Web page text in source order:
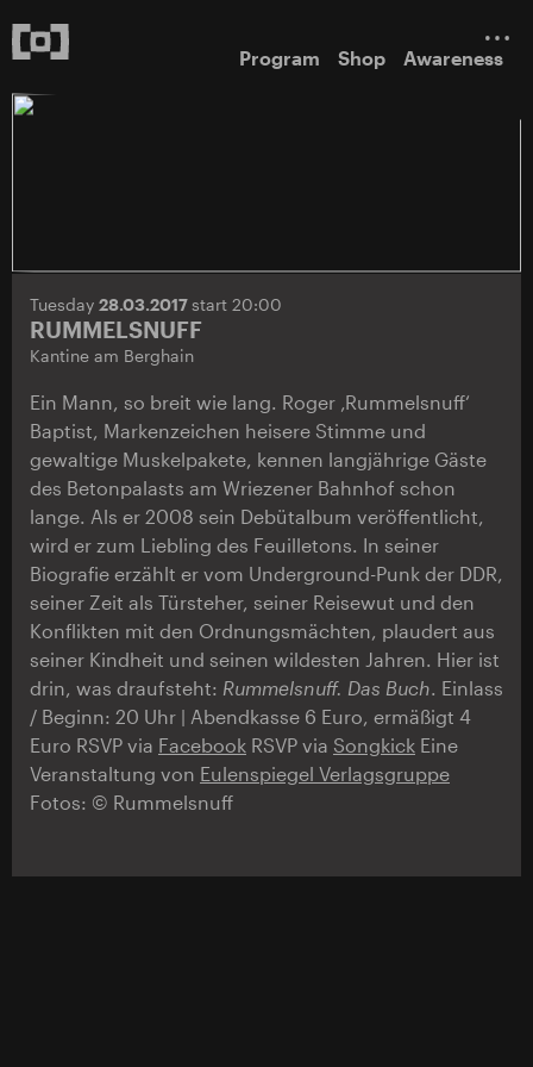
Program Shop Awareness
Tuesday 28.03.2017start 20:00
RUMMELSNUFF
Kantine am Berghain
Ein Mann, so breit wie lang. Roger ‚Rummelsnuff‘
Baptist, Markenzeichen heisere Stimme und
gewaltige Muskelpakete, kennen langjährige Gäste
des Betonpalasts am Wriezener Bahnhof schon
lange. Als er 2008 sein Debütalbum veröffentlicht,
wird er zum Liebling des Feuilletons. In seiner
Biografie erzählt er vom Underground-Punk der DDR,
seiner Zeit als Türsteher, seiner Reisewut und den
Konflikten mit den Ordnungsmächten, plaudert aus
seiner Kindheit und seinen wildesten Jahren. Hier ist
drin, was draufsteht: Rummelsnuff. Das Buch . Einlass
/ Beginn: 20 Uhr | Abendkasse 6 Euro, ermäßigt 4
Euro RSVP via Facebook RSVP via Songkick Eine
Veranstaltung von Eulenspiegel Verlagsgruppe
Fotos: © Rummelsnuff